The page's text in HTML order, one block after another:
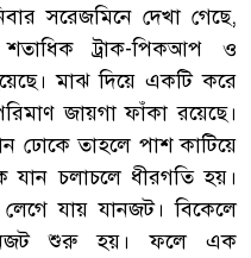
সরেজমিনে দেখা গেছে,
শতাধিক ট্রাক-পিকআপ ও
মাঝ দিয়ে একটি করে
জায়গা ফাঁকা রয়েছে।
ঢোকে তাহলে পাশ কাটিয়ে
চলাচলে ধীরগতি হয়।
যায় যানজট। বিকেলে
শুরু হয়। ফলে এক